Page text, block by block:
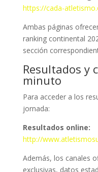
https://cada-
Ambas páginas
ranking continental
sección
Resultados y
minuto
Para acceder a los
jornada:
Resultados online:
http://
Además, los canales
exclusivas, datos